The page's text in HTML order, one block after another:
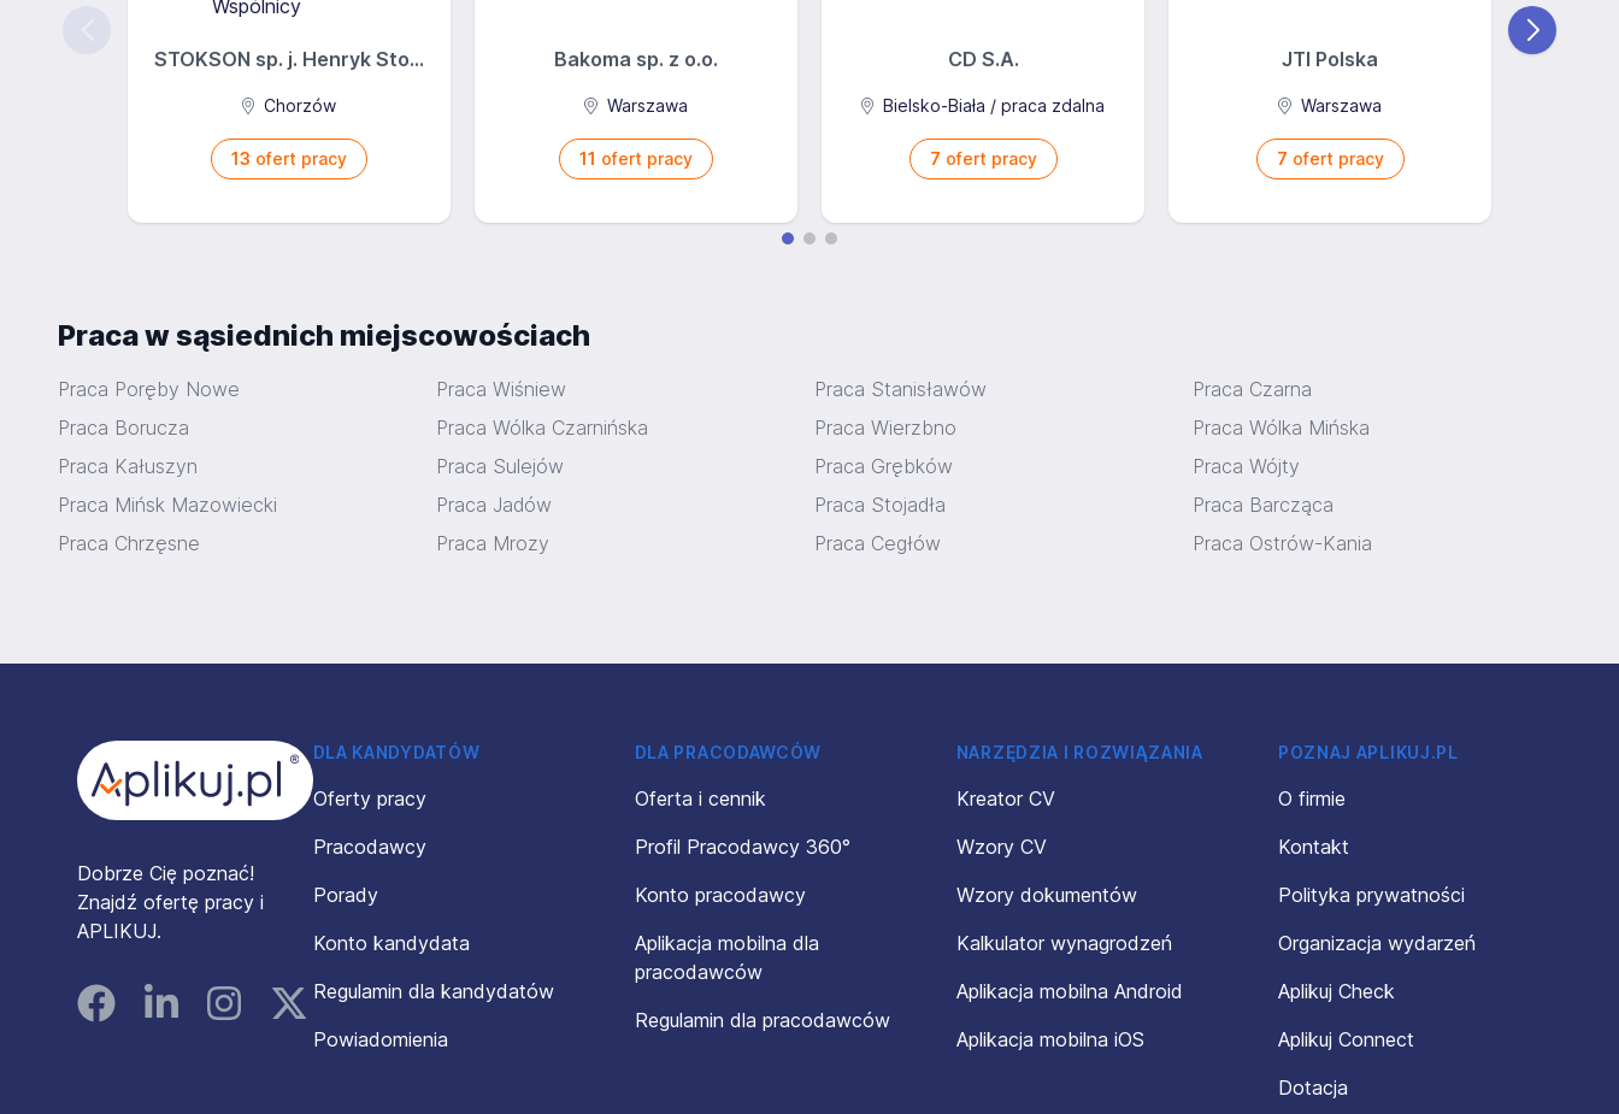
STOKSON sp. j. Henryk Sto...
Chorzów
13 ofert pracy
Bakoma sp. z o.o.
Warszawa
11 ofert pracy
CD S.A.
Bielsko-Biała / praca zdalna
7 ofert pracy
JTI Polska
Warszawa
7 ofert pracy
Praca w sąsiednich miejscowościach
Praca Poręby Nowe Praca Wiśniew Praca Stanisławów
Praca Czarna
Praca Borucza
Praca Wólka Czarnińska Praca Wierzbno
Praca Wólka Mińska
Praca Kałuszyn
Praca Sulejów Praca Grębków
Praca Wójty
Praca Mińsk Mazowiecki
Praca Jadów Praca Stojadła
Praca Barcząca
Praca Chrzęsne
Praca Mrozy Praca Cegłów Praca Ostrów-Kania
Dobrze Cię poznać!
Znajdź ofertę pracy i
APLIKUJ.
FacebookLinked InInstagramInstagram
DLA KANDYDATÓW
Oferty pracy
Pracodawcy
Porady
Konto kandydata
Regulamin dla kandydatów
Powiadomienia
DLA PRACODAWCÓW
Oferta i cennik
Profil Pracodawcy 360°
Konto pracodawcy
Aplikacja mobilna dla
pracodawców
Regulamin dla pracodawców
NARZĘDZIA I ROZWIĄZANIA
Kreator CV
Wzory CV
Wzory dokumentów
Kalkulator wynagrodzeń
Aplikacja mobilna Android
Aplikacja mobilna iOS
POZNAJ APLIKUJ.PL
O firmie
Kontakt
Polityka prywatności
Organizacja wydarzeń
Aplikuj Check
Aplikuj Connect
Dotacja